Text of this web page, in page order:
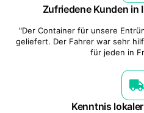
Zufriedene Kunden in
"Der Container für unsere
geliefert. Der Fahrer war sehr
für jeden in
Kenntnis